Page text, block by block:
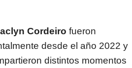
Cordeiro fueron
desde el año 2022 y
distintos momentos